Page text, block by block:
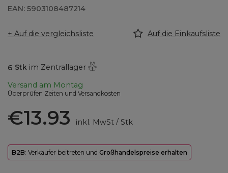
EAN: 5903108487214
+ Auf die vergleichsliste Auf die Einkaufsliste
6 Stk im Zentrallager
Versand am Montag
Überprüfen Zeiten und Versandkosten
€13.93 inkl. MwSt/ Stk
B2B: Verkäufer beitreten und Großhandelspreise erhalten